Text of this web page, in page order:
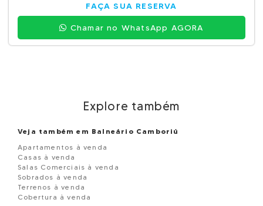
FAÇA SUA RESERVA
Chamar no WhatsApp AGORA
Explore também
Veja também em Balneário Camboriú
Apartamentos à venda
Casas à venda
Salas Comerciais à venda
Sobrados à venda
Terrenos à venda
Cobertura à venda